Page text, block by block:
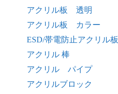
アクリル板 透明
アクリル板 カラー
ESD/帯電防止アクリル板
アクリル 棒
アクリル パイプ
アクリルブロック